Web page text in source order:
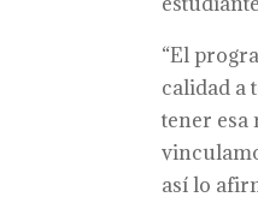
“El
calidad a
tener esa
así lo